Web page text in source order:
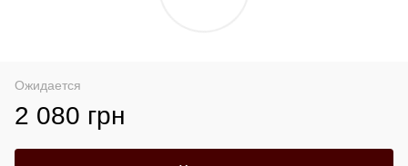
Ожидается
2 080 грн